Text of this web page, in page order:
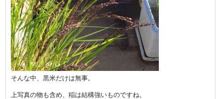
そんな中、黒米だけは無事。
上写真の物も含め、稲は結構強いものですね。